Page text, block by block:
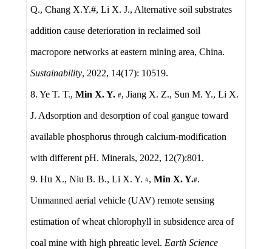
Q., Chang X.Y.#, Li X. J., Alternative soil substrates
addition cause deterioration in reclaimed soil
macropore networks at eastern mining area, China.
Sustainability, 2022, 14(17): 10519.
8. Ye T. T., Min X. Y. #, Jiang X. Z., Sun M. Y., Li X.
J. Adsorption and desorption of coal gangue toward
available phosphorus through calcium-modification
with different pH. Minerals, 2022, 12(7):801.
9. Hu X., Niu B. B., Li X. Y. #, Min X. Y.#.
Unmanned aerial vehicle (UAV) remote sensing
estimation of wheat chlorophyll in subsidence area of
coal mine with high phreatic level. Earth Science